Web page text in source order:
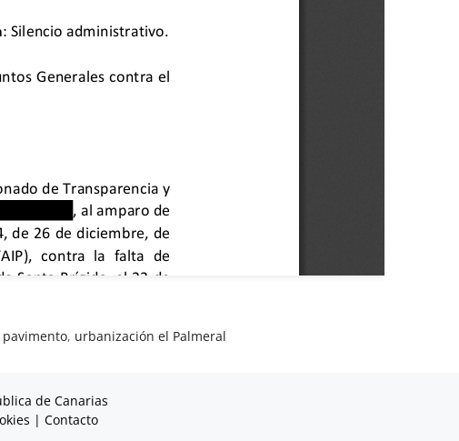
, urbanización el Palmeral
de Canarias
| Contacto